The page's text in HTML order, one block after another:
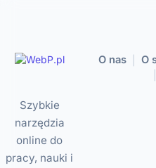
Szybkie
narzędzia
online do
pracy, nauki i
O nas O